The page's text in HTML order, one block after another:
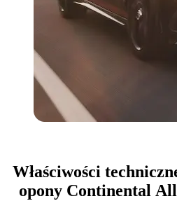
Właściwości
opony Continental